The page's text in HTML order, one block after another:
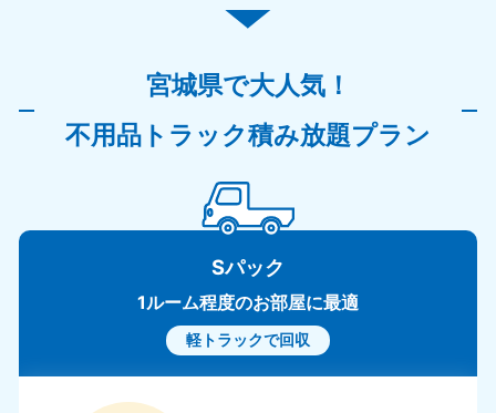
宮城県で大人気！
不用品トラック積み放題プラン
Sパック
1ルーム程度のお部屋に最適
軽トラックで回収